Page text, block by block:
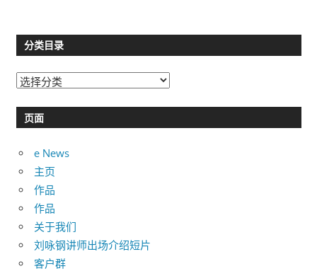
分类目录
分
目页面
e News
主页
作品
作品
关于我们
刘咏钢讲师出场介绍短片
客户群